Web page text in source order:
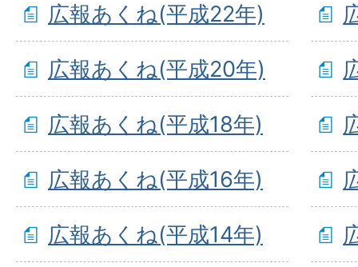
広報あくね(平成22年)
広報あくね(平成20年)
広報あくね(平成18年)
広報あくね(平成16年)
広報あくね(平成14年)